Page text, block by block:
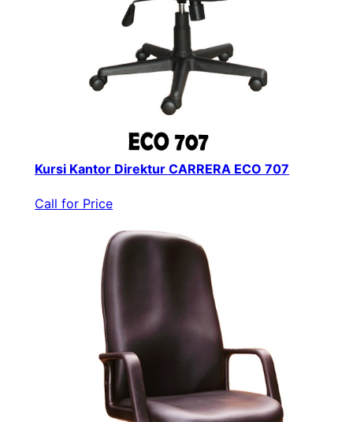
Kursi Kantor Direktur CARRERA ECO 707
Call for Price